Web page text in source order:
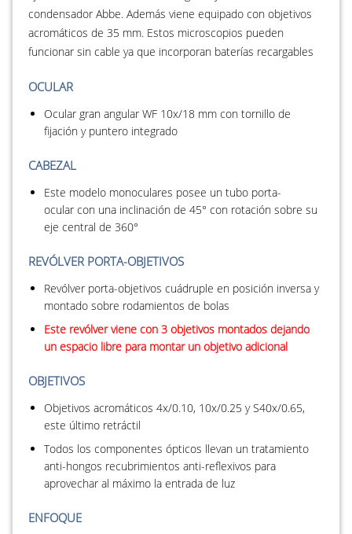
condensador Abbe. Además viene equipado con objetivos
acromáticos de 35 mm. Estos microscopios pueden
funcionar sin cable ya que incorporan baterías recargables
OCULAR
Ocular gran angular WF 10x/18 mm con tornillo de
fijación y puntero integrado
CABEZAL
Este modelo monoculares posee un tubo porta-
ocular con una inclinación de 45° con rotación sobre su
eje central de 360°
REVÓLVER PORTA-OBJETIVOS
Revólver porta-objetivos cuádruple en posición inversa y
montado sobre rodamientos de bolas
Este revólver viene con 3 objetivos montados dejando
un espacio libre para montar un objetivo adicional
OBJETIVOS
Objetivos acromáticos 4x/0.10, 10x/0.25 y S40x/0.65,
este último retráctil
Todos los componentes ópticos llevan un tratamiento
anti-hongos recubrimientos anti-reflexivos para
aprovechar al máximo la entrada de luz
ENFOQUE